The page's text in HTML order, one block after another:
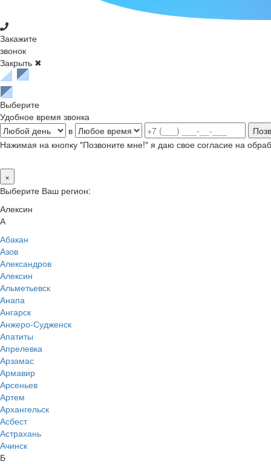
Закажите
звонок
Закрыть ✖
Выберите
Удобное время звонка
в
Нажимая на кнопку "Позвоните мне!" я даю свое согласие на
×
Выберите Ваш регион:
Алексин
А
Абакан
Азов
Александров
Алексин
Альметьевск
Анапа
Ангарск
Анжеро-Судженск
Апатиты
Апрелевка
Арзамас
Армавир
Арсеньев
Артем
Архангельск
Асбест
Астрахань
Ачинск
Б